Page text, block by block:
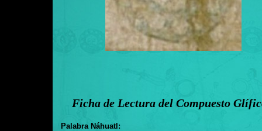
Ficha de Lectura del Compuesto
Palabra Náhuatl: